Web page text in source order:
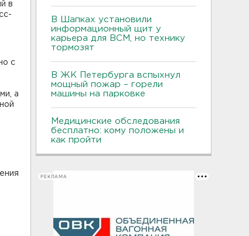
в
с
а
В Шапках установили
информационный щит у
карьера для ВСМ, но технику
тормозят
В ЖК Петербурга вспыхнул
мощный пожар – горели
машины на парковке
Медицинские обследования
бесплатно: кому положены и
как пройти
РЕКЛАМА